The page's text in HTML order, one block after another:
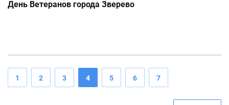
День Ветеранов города Зверево
1 2 3 4 5 6 7